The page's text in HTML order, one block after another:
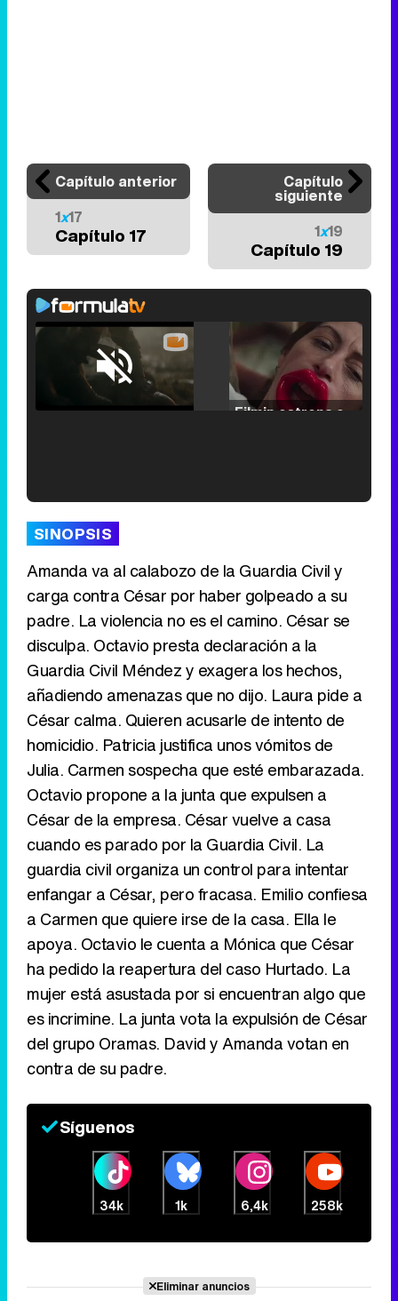
Capítulo anterior
1x17
Capítulo 17
Capítulo
siguiente
1x19
Capítulo 19
Unmute /
Loaded:
25.30%
Tráiler de '33 días', la nueva serie de Atresplayer con Julián Villagrán y José Manuel Poga
SINOPSIS
Amanda va al calabozo de la Guardia Civil y
carga contra César por haber golpeado a su
padre. La violencia no es el camino. César se
disculpa. Octavio presta declaración a la
Guardia Civil Méndez y exagera los hechos,
añadiendo amenazas que no dijo. Laura pide a
César calma. Quieren acusarle de intento de
homicidio. Patricia justifica unos vómitos de
Julia. Carmen sospecha que esté embarazada.
Octavio propone a la junta que expulsen a
César de la empresa. César vuelve a casa
cuando es parado por la Guardia Civil. La
guardia civil organiza un control para intentar
enfangar a César, pero fracasa. Emilio confiesa
a Carmen que quiere irse de la casa. Ella le
apoya. Octavio le cuenta a Mónica que César
ha pedido la reapertura del caso Hurtado. La
mujer está asustada por si encuentran algo que
es incrimine. La junta vota la expulsión de César
del grupo Oramas. David y Amanda votan en
contra de su padre.
Síguenos
34k 1k 6,4k 258k
Eliminar anuncios